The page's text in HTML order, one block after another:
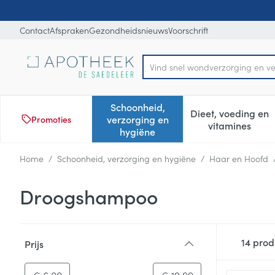
ContactAfsprakenGezondheidsnieuwsVoorschrift
Product, merk, categorie...
Vind
Promoties
Schoonheid,
verzorging en
hygiëne
Toon submenu voor
Dieet, voeding en
vitamines
Toon
Home / Schoonheid, verzorging en hygiëne / Haar en Hoofd
Droogshampoo
Prijs
14